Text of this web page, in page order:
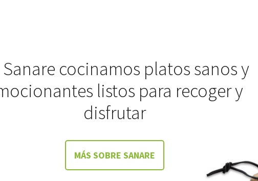
Sanare cocinamos platos sanos y
listos para recoger y
disfrutar
MÁS SOBRE SANARE